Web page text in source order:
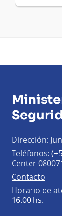
Dirección:
Teléfonos:
Center
Contacto
Horario de
16:00 hs.